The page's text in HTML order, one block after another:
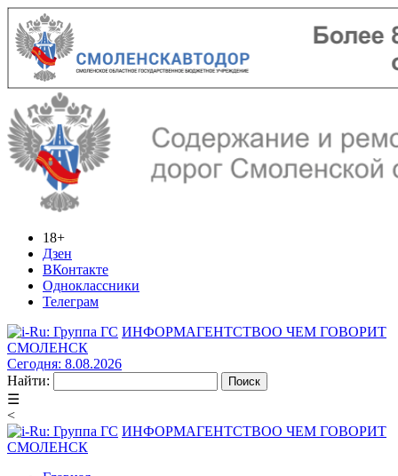
18+
Дзен
ВКонтакте
Одноклассники
Телеграм
ИНФОРМАГЕНТСТВОО ЧЕМ ГОВОРИТ
СМОЛЕНСК
Сегодня: 8.08.2026
Найти:
☰
<
ИНФОРМАГЕНТСТВОО ЧЕМ ГОВОРИТ
СМОЛЕНСК